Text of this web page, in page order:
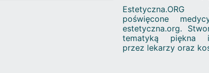
poświęcone
estetyczna.org.
tematyką piękna
przez lekarzy oraz